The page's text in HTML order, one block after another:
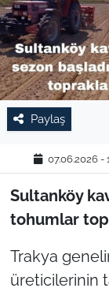
Paylaş
07.06.2026 -
Sultanköy
tohumlar
Trakya
üreticilerinin
TARIM VE
KÜLTÜR
RESMİ
SPOR
YAŞAM
EDİRNE